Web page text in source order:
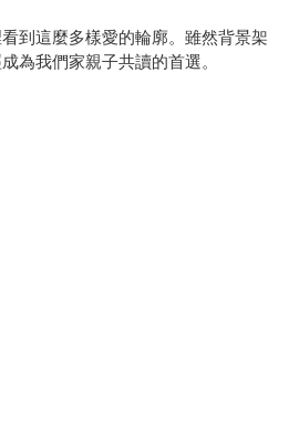
到這麼多樣愛的輪廓。雖然背景架
為我們家親子共讀的首選。